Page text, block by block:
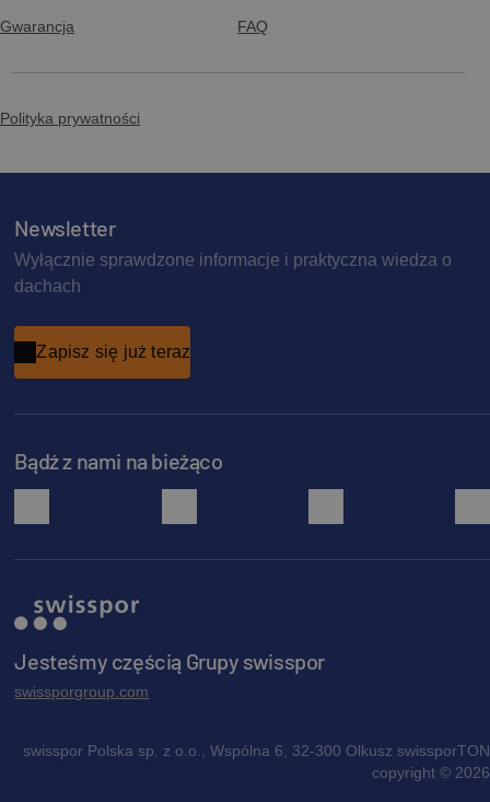
Gwarancja FAQ
Polityka prywatności
Newsletter
Wyłącznie sprawdzone informacje i praktyczna wiedza o
dachach
Zapisz się już teraz
Bądź z nami na bieżąco
facebook instagram pinterest
Jesteśmy częścią Grupy swisspor
swissporgroup.com
swisspor Polska sp. z o.o., Wspólna 6, 32-300 Olkusz swissporTON
copyright © 2026